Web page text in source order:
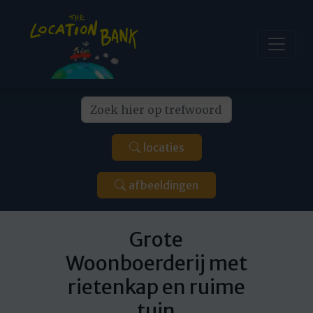
locaties
afbeeldingen
Grote
Woonboerderij met
rietenkap en ruime